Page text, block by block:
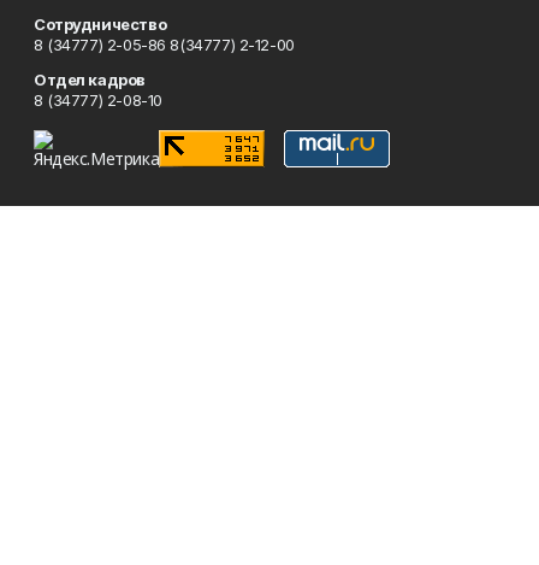
Сотрудничество
8 (34777) 2-05-86 8(34777) 2-12-00
Отдел кадров
8 (34777) 2-08-10